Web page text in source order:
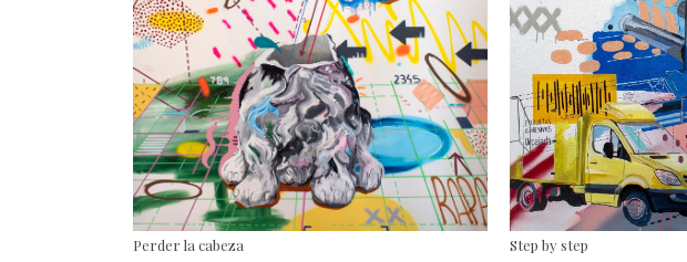
Perder la cabeza Step by step